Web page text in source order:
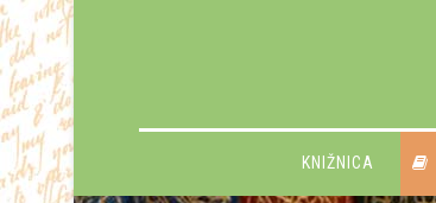
KNIŽNICA